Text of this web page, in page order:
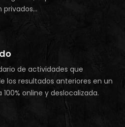
privados…
de actividades que
los resultados anteriores en un
online y deslocalizada.